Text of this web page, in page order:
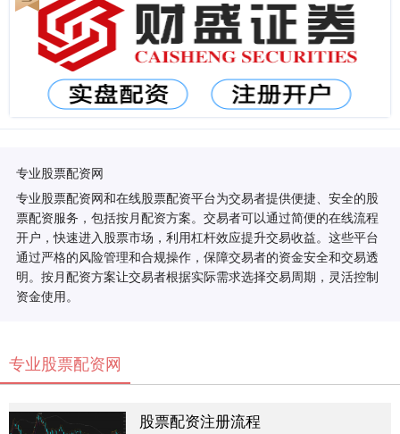
专业股票配资网
专业股票配资网和在线股票配资平台为交易者提供便捷、安全的股
票配资服务，包括按月配资方案。交易者可以通过简便的在线流程
开户，快速进入股票市场，利用杠杆效应提升交易收益。这些平台
通过严格的风险管理和合规操作，保障交易者的资金安全和交易透
明。按月配资方案让交易者根据实际需求选择交易周期，灵活控制
资金使用。
专业股票配资网
股票配资注册流程